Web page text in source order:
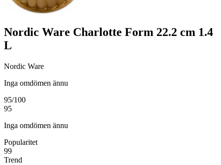
Nordic Ware Charlotte Form 22.2 cm 1.4
L
Nordic Ware
Inga omdömen ännu
95/100
95
Inga omdömen ännu
Popularitet
99
Trend